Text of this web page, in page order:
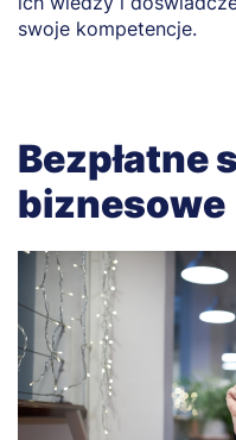
swoje kompetencje.
Bezpłatne
biznesowe